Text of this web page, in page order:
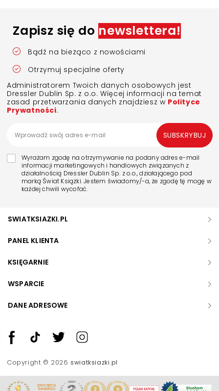
Zapisz się do newslettera!
Bądź na bieżąco z nowościami
Otrzymuj specjalne oferty
Administratorem Twoich danych osobowych jest
Dressler Dublin Sp. z o.o. Więcej informacji na temat
zasad przetwarzania danych znajdziesz w Polityce
Prywatności.
Wyrażam zgodę na otrzymywanie na podany adres e-mail
informacji marketingowych i handlowych związanych z
działalnością Dressler Dublin Sp. z o.o., działającego pod
marką Świat Książki. Jestem świadomy/-a, że zgodę tę mogę w
każdej chwili wycofać.
SUBSKRYBUJ
SWIATKSIAZKI.PL
PANEL KLIENTA
KSIĘGARNIE
WSPARCIE
DANE ADRESOWE
Copyright © 2026swiatksiazki.pl
Zwiększ rozmiar czcionki
Skala szarości